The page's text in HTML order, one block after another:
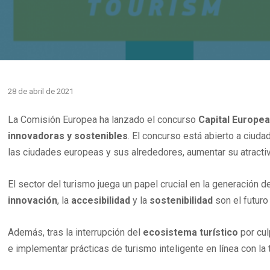
28 de abril de 2021
La Comisión Europea ha lanzado el concurso Capital
innovadoras y sostenibles. El concurso está abierto a
las ciudades europeas y sus alrededores, aumentar su
El sector del turismo juega un papel crucial en la generación
innovación, la accesibilidad y la sostenibilidad son el
Además, tras la interrupción del ecosistema turístico por
e implementar prácticas de turismo inteligente en línea con